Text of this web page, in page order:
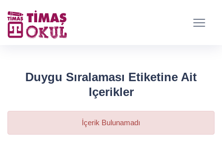
Duygu Sıralaması Etiketine Ait
Içerikler
İçerik Bulunamadı